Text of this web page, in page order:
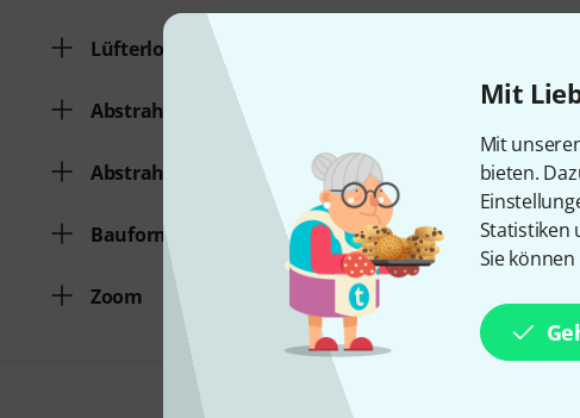
Mit
Mit
bieten.
Statistiken
Sie
Lüfterlos
Abstrahlwinkel von
Abstrahlwinkel bis
Bauform
Zoom